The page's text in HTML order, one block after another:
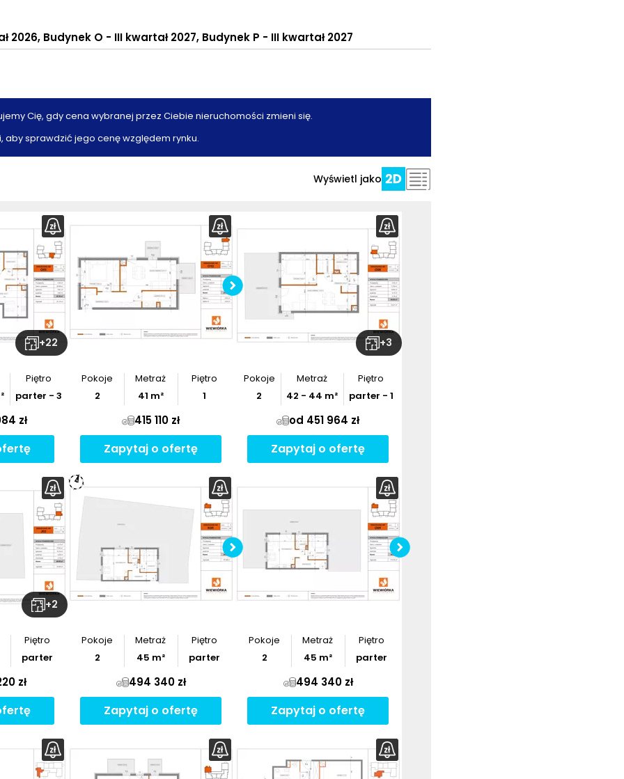
Budynek O - III kwartał 2027, Budynek P - III kwartał 2027
Cię, gdy cena wybranej przez Ciebie nieruchomości zmieni się.
sprawdzić jego cenę względem rynku.
Wyświetl jako
rzut
+22
Piętro
parter - 3
zł
Pobierzrzut
Pokoje
2
Metraż
41 m²
Piętro
1
415 110 zł
Zapytaj o ofertę
+3
Pokoje
2
Metraż
42 - 44 m²
Piętro
parter - 1
od 451 964 zł
Zapytaj o ofertę
rzut
+2
Piętro
parter
zł
Pobierz
Pokoje
2
Metraż
45 m²
Piętro
parter
494 340 zł
Zapytaj o ofertę
Pokoje
2
Metraż
45 m²
Piętro
parter
494 340 zł
Zapytaj o ofertę